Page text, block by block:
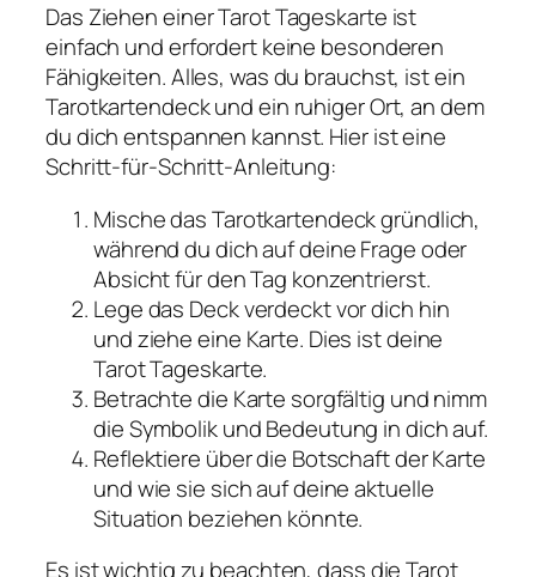
Das Ziehen einer Tarot Tageskarte ist
einfach und erfordert keine besonderen
Fähigkeiten. Alles, was du brauchst, ist ein
Tarotkartendeck und ein ruhiger Ort, an dem
du dich entspannen kannst. Hier ist eine
Schritt-für-Schritt-Anleitung:
Mische das Tarotkartendeck gründlich,
während du dich auf deine Frage oder
Absicht für den Tag konzentrierst.
Lege das Deck verdeckt vor dich hin
und ziehe eine Karte. Dies ist deine
Tarot Tageskarte.
Betrachte die Karte sorgfältig und nimm
die Symbolik und Bedeutung in dich auf.
Reflektiere über die Botschaft der Karte
und wie sie sich auf deine aktuelle
Situation beziehen könnte.
Es ist wichtig zu beachten, dass die Tarot